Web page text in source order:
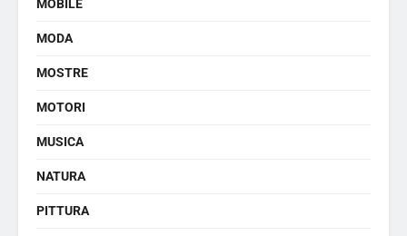
MOBILE
MODA
MOSTRE
MOTORI
MUSICA
NATURA
PITTURA